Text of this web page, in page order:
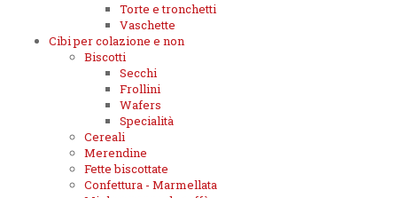
Torte e tronchetti
Vaschette
Cibi per colazione e non
Biscotti
Secchi
Frollini
Wafers
Specialità
Cereali
Merendine
Fette biscottate
Confettura - Marmellata